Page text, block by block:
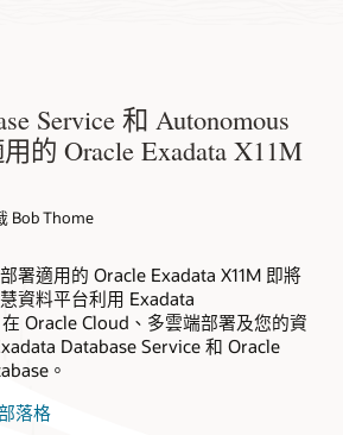
Service 和 Autonomous
的 Oracle Exadata X11M
Bob Thome
署適用的 Oracle Exadata X11M 即將
資料平台利用 Exadata
Oracle Cloud、多雲端部署及您的資
Database Service 和 Oracle
。
落格